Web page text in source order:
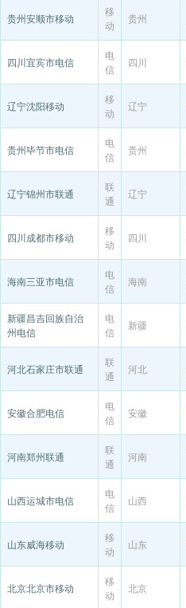
贵州安顺市移动
移
动
贵州
四川宜宾市电信
电
信
四川
辽宁沈阳移动
移
动
辽宁
贵州毕节市电信
电
信
贵州
辽宁锦州市联通
联
通
辽宁
四川成都市移动
移
动
四川
海南三亚市电信
电
信
海南
新疆昌吉回族自治
州电信
电
信
新疆
河北石家庄市联通
联
通
河北
安徽合肥电信
电
信
安徽
河南郑州联通
联
通
河南
山西运城市电信
电
信
山西
山东威海移动
移
动
山东
北京北京市移动
移
动
北京